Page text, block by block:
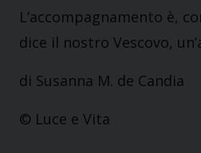
L’accompagnamento è,
dice il nostro Vescovo,
di Susanna M. de Candia
© Luce e Vita